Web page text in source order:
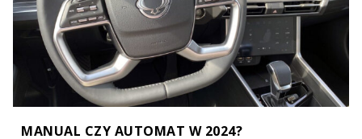
MANUAL CZY AUTOMAT W 2024?